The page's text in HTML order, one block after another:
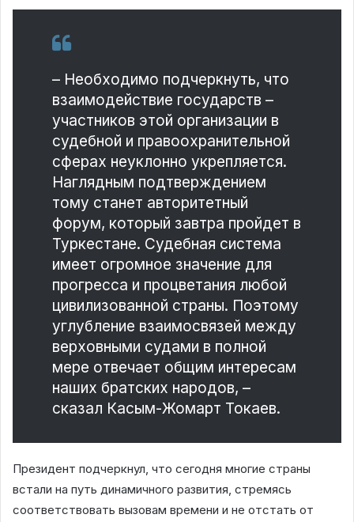
– Необходимо подчеркнуть, что
взаимодействие государств –
участников этой организации в
судебной и правоохранительной
сферах неуклонно укрепляется.
Наглядным подтверждением
тому станет авторитетный
форум, который завтра пройдет в
Туркестане. Судебная система
имеет огромное значение для
прогресса и процветания любой
цивилизованной страны. Поэтому
углубление взаимосвязей между
верховными судами в полной
мере отвечает общим интересам
наших братских народов, –
сказал Касым-Жомарт Токаев.
Президент подчеркнул, что сегодня многие страны
встали на путь динамичного развития, стремясь
соответствовать вызовам времени и не отстать от